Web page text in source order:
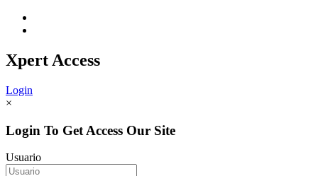
Xpert Access
Login
×
Login To Get Access Our Site
Usuario